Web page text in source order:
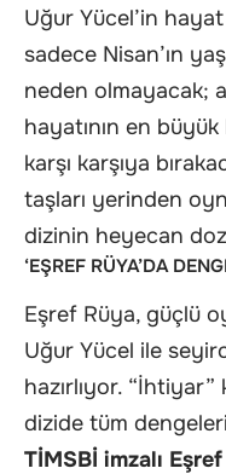
Uğur Yücel’in
sadece Nisan’ın
neden olmayacak;
hayatının en
karşı karşıya
taşları yerinden
dizinin heyecan
‘EŞREF RÜYA’DA
Eşref Rüya, güçlü
Uğur Yücel ile
hazırlıyor.
dizide tüm
TİMSBİ imzalı